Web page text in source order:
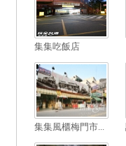
集集吃飯店
集集風櫃梅門市...